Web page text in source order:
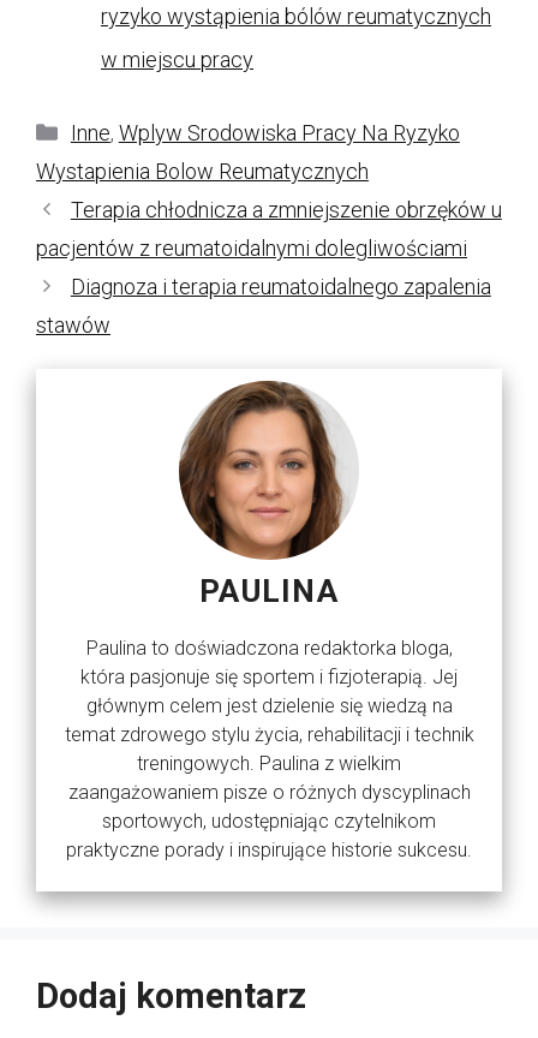
ryzyko wystąpienia bólów reumatycznych
w miejscu pracy
Kategorie
Inne, Wplyw Srodowiska Pracy Na Ryzyko
Wystapienia Bolow Reumatycznych
Terapia chłodnicza a zmniejszenie obrzęków u
pacjentów z reumatoidalnymi dolegliwościami
Diagnoza i terapia reumatoidalnego zapalenia
stawów
PAULINA
Paulina to doświadczona redaktorka bloga,
która pasjonuje się sportem i fizjoterapią. Jej
głównym celem jest dzielenie się wiedzą na
temat zdrowego stylu życia, rehabilitacji i technik
treningowych. Paulina z wielkim
zaangażowaniem pisze o różnych dyscyplinach
sportowych, udostępniając czytelnikom
praktyczne porady i inspirujące historie sukcesu.
Dodaj komentarz